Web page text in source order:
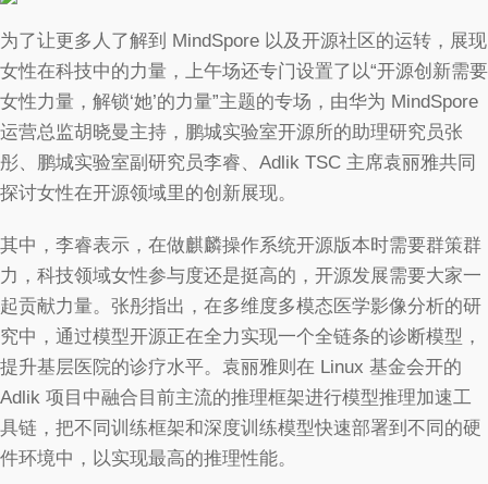
为了让更多人了解到 MindSpore 以及开源社区的运转，展现
女性在科技中的力量，上午场还专门设置了以“开源创新需要
女性力量，解锁‘她’的力量”主题的专场，由华为 MindSpore
运营总监胡晓曼主持，鹏城实验室开源所的助理研究员张
彤、鹏城实验室副研究员李睿、Adlik TSC 主席袁丽雅共同
探讨女性在开源领域里的创新展现。
其中，李睿表示，在做麒麟操作系统开源版本时需要群策群
力，科技领域女性参与度还是挺高的，开源发展需要大家一
起贡献力量。张彤指出，在多维度多模态医学影像分析的研
究中，通过模型开源正在全力实现一个全链条的诊断模型，
提升基层医院的诊疗水平。袁丽雅则在 Linux 基金会开的
Adlik 项目中融合目前主流的推理框架进行模型推理加速工
具链，把不同训练框架和深度训练模型快速部署到不同的硬
件环境中，以实现最高的推理性能。